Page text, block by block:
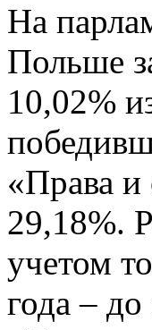
На
Польше
10,02%
«Права и
29,18%.
учетом
года –